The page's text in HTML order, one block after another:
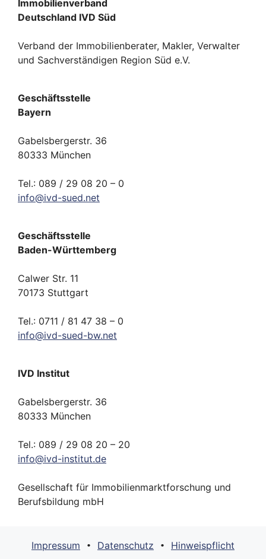
Immobilienverband
Deutschland IVD Süd
Verband der Immobilienberater, Makler, Verwalter
und Sachverständigen Region Süd e.V.
Geschäftsstelle
Bayern
Gabelsbergerstr. 36
80333 München
Tel.: 089 / 29 08 20 – 0
info@ivd-sued.net
Geschäftsstelle
Baden-Württemberg
Calwer Str. 11
70173 Stuttgart
Tel.: 0711 / 81 47 38 – 0
info@ivd-sued-bw.net
IVD Institut
Gabelsbergerstr. 36
80333 München
Tel.: 089 / 29 08 20 – 20
info@ivd-institut.de
Gesellschaft für Immobilienmarktforschung und
Berufsbildung mbH
Impressum • Datenschutz • Hinweispflicht